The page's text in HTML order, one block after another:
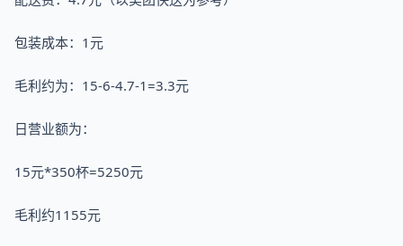
包装成本：1元
毛利约为：15-6-4.7-1=3.3元
日营业额为：
15元*350杯=5250元
毛利约1155元